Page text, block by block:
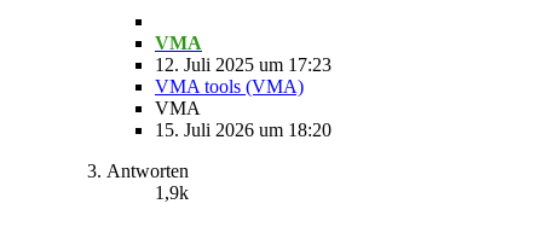
VMA
12. Juli 2025 um 17:23
VMA tools (VMA)
VMA
15. Juli 2026 um 18:20
Antworten
1,9k